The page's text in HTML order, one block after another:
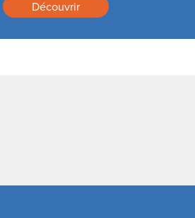
Découvrir